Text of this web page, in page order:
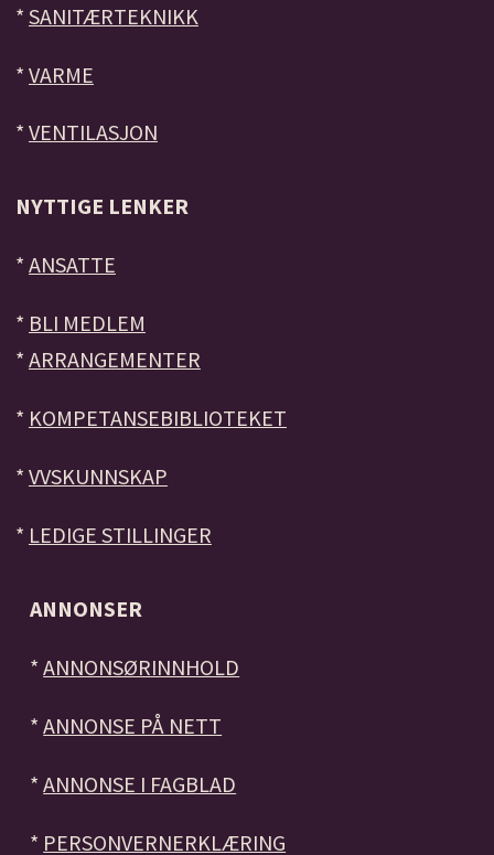
* SANITÆRTEKNIKK
* VARME
* VENTILASJON
NYTTIGE LENKER
* ANSATTE
* BLI MEDLEM
* ARRANGEMENTER
* KOMPETANSEBIBLIOTEKET
* VVSKUNNSKAP
* LEDIGE STILLINGER
ANNONSER
*ANNONSØRINNHOLD
*ANNONSE PÅ NETT
*ANNONSE I FAGBLAD
* PERSONVERNERKLÆRING